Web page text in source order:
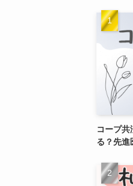
コープ共
る？先進